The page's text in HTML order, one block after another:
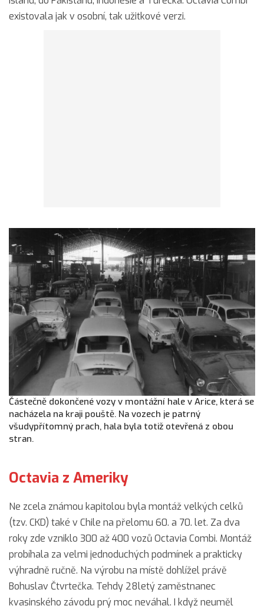
existovala jak v osobní, tak užitkové verzi.
Částečně dokončené vozy v montážní hale v Arice, která se
nacházela na kraji pouště. Na vozech je patrný
všudypřítomný prach, hala byla totiž otevřená z obou
stran.
Octavia z Ameriky
Ne zcela známou kapitolou byla montáž velkých celků
(tzv. CKD) také v Chile na přelomu 60. a 70. let. Za dva
roky zde vzniklo 300 až 400 vozů Octavia Combi. Montáž
probíhala za velmi jednoduchých podmínek a prakticky
výhradně ručně. Na výrobu na místě dohlížel právě
Bohuslav Čtvrtečka. Tehdy 28letý zaměstnanec
kvasinského závodu prý moc neváhal. I když neuměl